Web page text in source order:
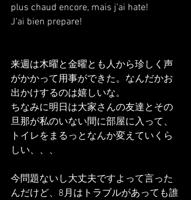
plus chaud encore, mais j'ai hate!
J'ai bien prepare!
来週は木曜と金曜とも人から珍しく声
がかかって用事ができた。なんだかお
出かけするのは嬉しいな。
ちなみに明日は大家さんの友達とその
旦那が私のいない間に部屋に入って、
トイレをまるっとなんか変えていくら
しい、、、
今問題ないし大丈夫ですよって言った
んだけど、8月はトラブルがあっても誰